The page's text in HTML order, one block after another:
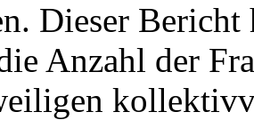
Dieser Bericht
der